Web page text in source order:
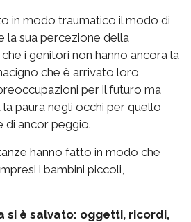
in modo traumatico il modo di
la sua percezione della
i genitori non hanno ancora la
che è arrivato loro
per il futuro ma
paura negli occhi per quello
di ancor peggio.
hanno fatto in modo che
i bambini piccoli,
si è salvato: oggetti, ricordi,